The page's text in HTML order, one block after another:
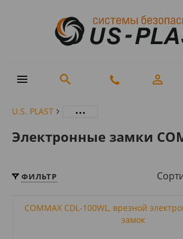
U.S. PLAST ...
Электронные замки
ФИЛЬТР
COMMAX CDL-100WL, врезной
замок